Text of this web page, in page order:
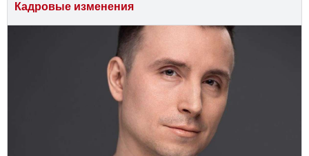
Кадровые изменения